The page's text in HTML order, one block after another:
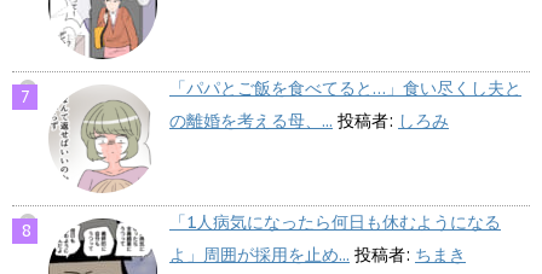
「パパとご飯を食べてると…」食い尽くし夫と
の離婚を考える母、... 投稿者: しろみ
「1人病気になったら何日も休むようになる
よ」周囲が採用を止め... 投稿者: ちまき